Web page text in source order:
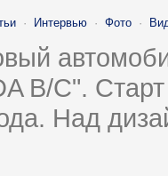
· Интервью · Фото ·
B/C".
Над